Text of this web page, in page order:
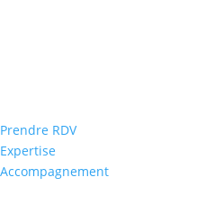
Prendre RDV
Expertise
Accompagnement